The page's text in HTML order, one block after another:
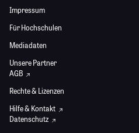
Impressum
Für Hochschulen
Mediadaten
Unsere Partner
AGB
Rechte & Lizenzen
Hilfe & Kontakt
Datenschutz